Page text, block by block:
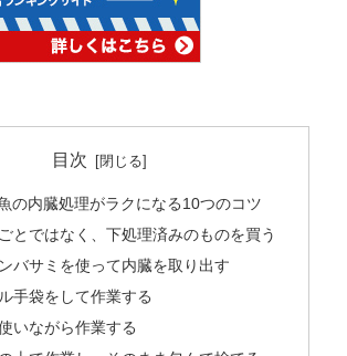
目次
の内臓処理がラクになる10つのコツ
とではなく、下処理済みのものを買う
バサミを使って内臓を取り出す
手袋をして作業する
いながら作業する